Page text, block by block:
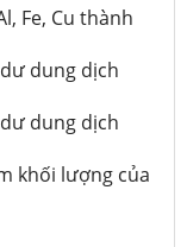
Fe, Cu thành
dung dịch
dung dịch
khối lượng của